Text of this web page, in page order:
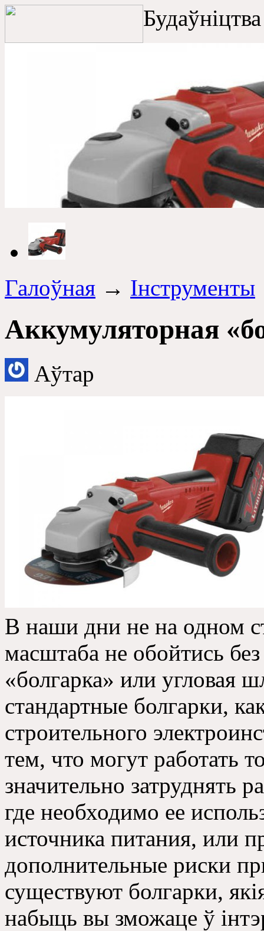
Галоўная → Інструменты
Аккумуляторная
Аўтар
В наши дни не на одном
масштаба не обойтись
«болгарка» или
стандартные болгарки,
строительного
тем, что могут работать
значительно затруднять
где необходимо ее
источника питания, или
дополнительные риски
существуют болгарки,
набыць вы зможаце ў